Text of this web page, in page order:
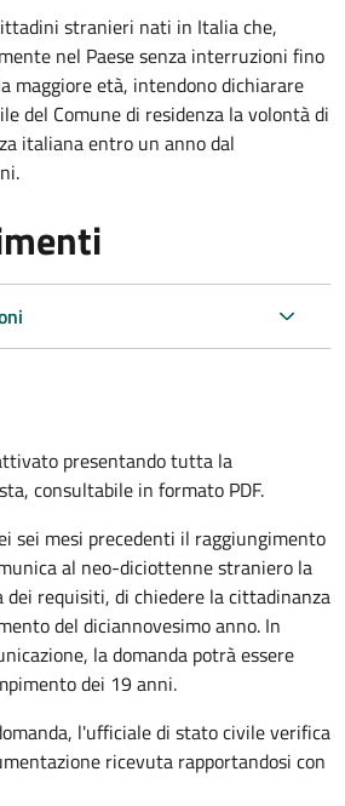
stranieri nati in Italia che,
nel Paese senza interruzioni fino
maggiore età, intendono dichiarare
del Comune di residenza la volontà di
italiana entro un anno dal
presentando tutta la
consultabile in formato PDF.
sei mesi precedenti il raggiungimento
al neo-diciottenne straniero la
dei requisiti, di chiedere la cittadinanza
del diciannovesimo anno. In
la domanda potrà essere
dei 19 anni.
l'ufficiale di stato civile verifica
ricevuta rapportandosi con